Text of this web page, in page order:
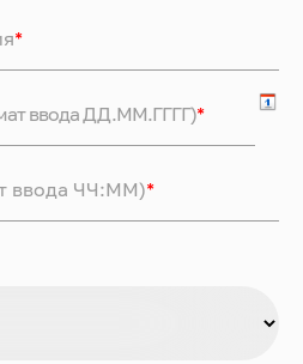
*
ввода ДД.ММ.ГГГГ)*
ввода ЧЧ:ММ)*